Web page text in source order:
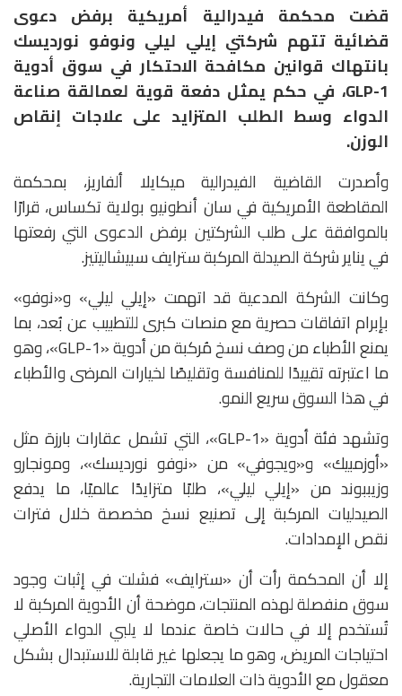
قضت محكمة فيدرالية أمريكية برفض دعوى
قضائية تتهم شركتي إيلي ليلي ونوفو نورديسك
بانتهاك قوانين مكافحة الاحتكار في سوق أدوية
GLP-1، في حكم يمثل دفعة قوية لعمالقة صناعة
الدواء وسط الطلب المتزايد على علاجات إنقاص
الوزن.
وأصدرت القاضية الفيدرالية ميكايلا ألفاريز، بمحكمة
المقاطعة الأمريكية في سان أنطونيو بولاية تكساس، قرارًا
بالموافقة على طلب الشركتين برفض الدعوى التي رفعتها
في يناير شركة الصيدلة المركبةسترايف سبيشاليتيز.
وكانت الشركة المدعية قد اتهمت «إيلي ليلي» و«نوفو»
بإبرام اتفاقات حصرية مع منصات كبرى للتطبيب عن بُعد، بما
يمنع الأطباء من وصف نسخ مُركبة من أدوية «GLP-1»، وهو
ما اعتبرته تقييدًا للمنافسة وتقليصًا لخيارات المرضى والأطباء
في هذا السوق سريع النمو.
وتشهد فئة أدوية «GLP-1»، التي تشمل عقارات بارزة مثل
«أوزمبيك» و«ويجوفي» من «نوفو نورديسك»، ومونجارو
وزيببوند من «إيلي ليلي»، طلبًا متزايدًا عالميًا، ما يدفع
الصيدليات المركبة إلى تصنيع نسخ مخصصة خلال فترات
نقص الإمدادات.
إلا أن المحكمة رأت أن «سترايف» فشلت في إثبات وجود
سوق منفصلة لهذه المنتجات، موضحة أن الأدوية المركبة لا
تُستخدم إلا في حالات خاصة عندما لا يلبي الدواء الأصلي
احتياجات المريض، وهو ما يجعلها غير قابلة للاستبدال بشكل
معقول مع الأدوية ذات العلامات التجارية.